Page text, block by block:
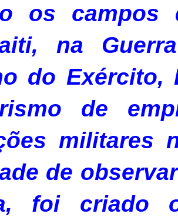
os campos
na
do Exército,
de
militares
de
foi criado